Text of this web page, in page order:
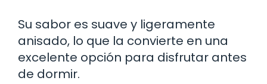
Su sabor es suave y ligeramente
anisado, lo que la convierte en una
excelente opción para disfrutar antes
de dormir.